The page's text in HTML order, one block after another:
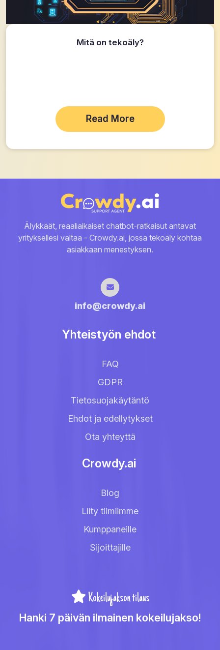
Mitä on tekoäly?
Read More
Älykkäät, reaaliaikaiset chatbot-ratkaisut antavat
yrityksellesi valtaa - Crowdy.ai, jossa tekoäly kohtaa
asiakkaan menestyksen.
info@crowdy.ai
Yhteistyön ehdot
FAQ
GDPR
Tietosuojakäytäntö
Ehdot ja edellytykset
Ota yhteyttä
Crowdy.ai
Blog
Liity tiimiimme
Kumppaneille
Sijoittajille
Kokeilujakson tilaus
Hanki 7 päivän ilmainen kokeilujakso!